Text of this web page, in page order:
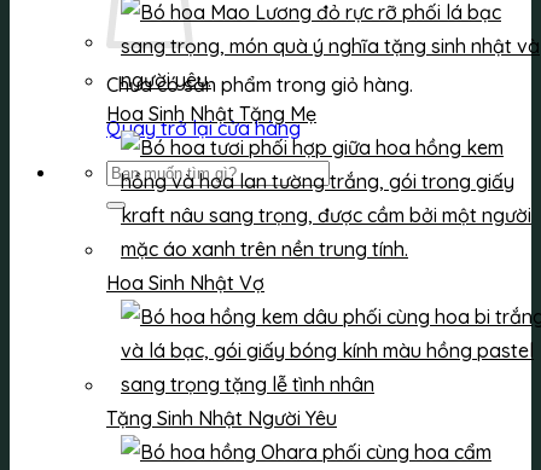
Chưa có sản phẩm trong giỏ hàng.
Quay trở lại cửa hàng
Tìm
kiếm:
Hoa Sinh Nhật Tặng Mẹ
Hoa Sinh Nhật Vợ
Tặng Sinh Nhật Người Yêu